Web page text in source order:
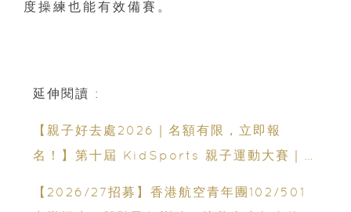
度操練也能有效備賽。
延伸閱讀 :
【親子好去處2026｜名額有限，立即報
名！】第十屆 KidSports 親子運動大賽｜
【2026/27招募】香港航空青年團102/501